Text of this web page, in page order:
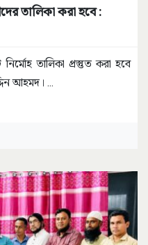
তালিকা প্রস্তুত করা হবে
আহমদ। ...